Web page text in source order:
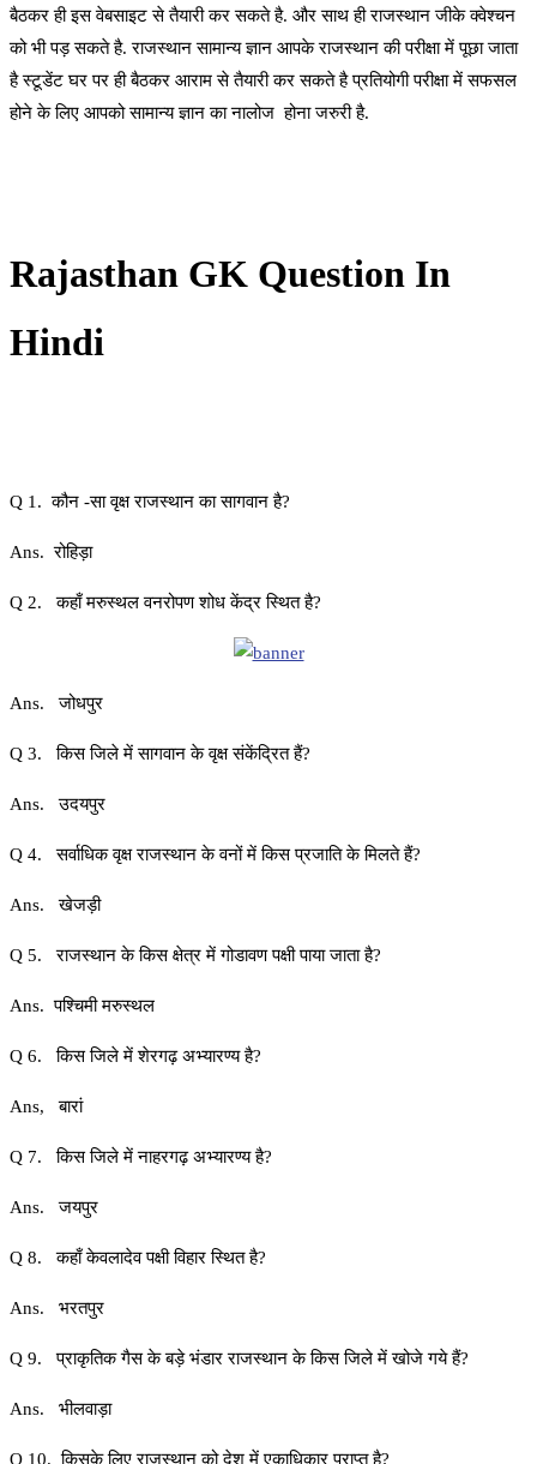
बैठकर ही इस वेबसाइट से तैयारी कर सकते है. और साथ ही राजस्थान जीके क्वेश्चन
को भी पड़ सकते है. राजस्थान सामान्य ज्ञान आपके राजस्थान की परीक्षा में पूछा जाता
है स्टूडेंट घर पर ही बैठकर आराम से तैयारी कर सकते है प्रतियोगी परीक्षा में सफसल
होने के लिए आपको सामान्य ज्ञान का नालोज होना जरुरी है.
Rajasthan GK Question In
Hindi
Q 1. कौन -सा वृक्ष राजस्थान का सागवान है?
Ans. रोहिड़ा
Q 2. कहाँ मरुस्थल वनरोपण शोध केंद्र स्थित है?
Ans. जोधपुर
Q 3. किस जिले में सागवान के वृक्ष संकेंद्रित हैं?
Ans. उदयपुर
Q 4. सर्वाधिक वृक्ष राजस्थान के वनों में किस प्रजाति के मिलते हैं?
Ans. खेजड़ी
Q 5. राजस्थान के किस क्षेत्र में गोडावण पक्षी पाया जाता है?
Ans. पश्चिमी मरुस्थल
Q 6. किस जिले में शेरगढ़ अभ्यारण्य है?
Ans, बारां
Q 7. किस जिले में नाहरगढ़ अभ्यारण्य है?
Ans. जयपुर
Q 8. कहाँ केवलादेव पक्षी विहार स्थित है?
Ans. भरतपुर
Q 9. प्राकृतिक गैस के बड़े भंडार राजस्थान के किस जिले में खोजे गये हैं?
Ans. भीलवाड़ा
Q 10. किसके लिए राजस्थान को देश में एकाधिकार प्राप्त है?